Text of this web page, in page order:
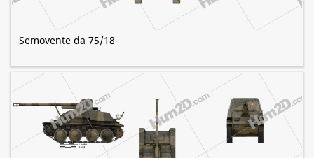
Semovente da 75/18